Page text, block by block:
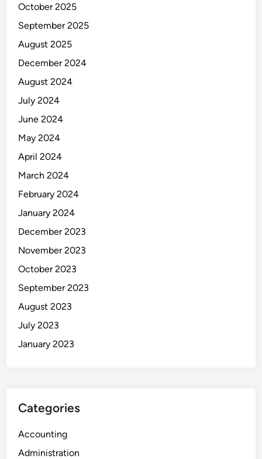
October 2025
September 2025
August 2025
December 2024
August 2024
July 2024
June 2024
May 2024
April 2024
March 2024
February 2024
January 2024
December 2023
November 2023
October 2023
September 2023
August 2023
July 2023
January 2023
Categories
Accounting
Administration